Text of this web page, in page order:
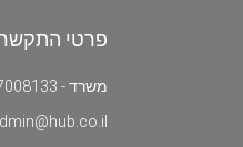
פרטי
משרד - 077-7008133